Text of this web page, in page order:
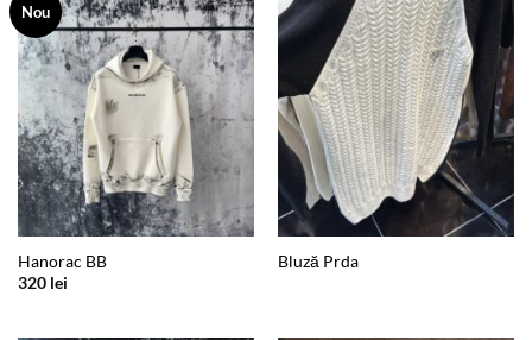
Nou
Add to
wishlist
Hanorac BB
320 lei
Add to
wishlist
Bluză Prda